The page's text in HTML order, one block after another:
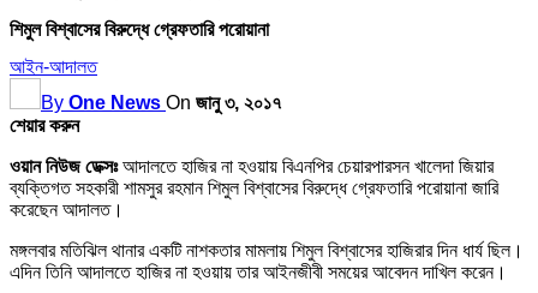
শিমুল বিশ্বাসের বিরুদ্ধে গ্রেফতারি পরোয়ানা
আইন-আদালত
By One News On জানু ৩, ২০১৭
শেয়ার করুন
ওয়ান নিউজ ডেক্সঃআদালতে হাজির না হওয়ায় বিএনপির চেয়ারপারসন খালেদা জিয়ার
ব্যক্তিগত সহকারী শামসুর রহমান শিমুল বিশ্বাসের বিরুদ্ধে গ্রেফতারি পরোয়ানা জারি
করেছেন আদালত।
মঙ্গলবার মতিঝিল থানার একটি নাশকতার মামলায় শিমুল বিশ্বাসের হাজিরার দিন ধার্য ছিল।
এদিন তিনি আদালতে হাজির না হওয়ায় তার আইনজীবী সময়ের আবেদন দাখিল করেন।